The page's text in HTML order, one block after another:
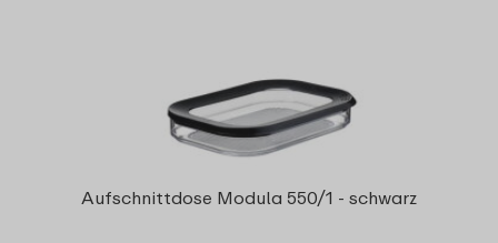
Aufschnittdose Modula 550/1 - schwarz